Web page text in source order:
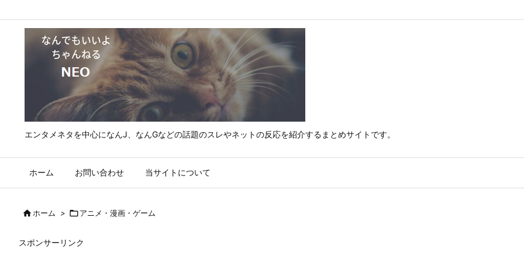
エンタメネタを中心になんJ、なんGなどの話題のスレやネットの反応を紹介するまとめサイトです。
ホーム お問い合わせ 当サイトについて
ホーム > アニメ・漫画・ゲーム
スポンサーリンク